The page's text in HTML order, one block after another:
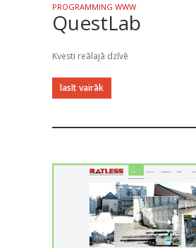
PROGRAMMING WWW
QuestLab
Kvesti reālajā dzīvē
lasīt vairāk